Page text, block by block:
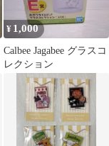
¥ 1,000
Calbee Jagabee グラスコ
レクション